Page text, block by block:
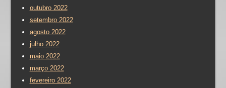
outubro 2022
setembro 2022
agosto 2022
julho 2022
maio 2022
março 2022
fevereiro 2022